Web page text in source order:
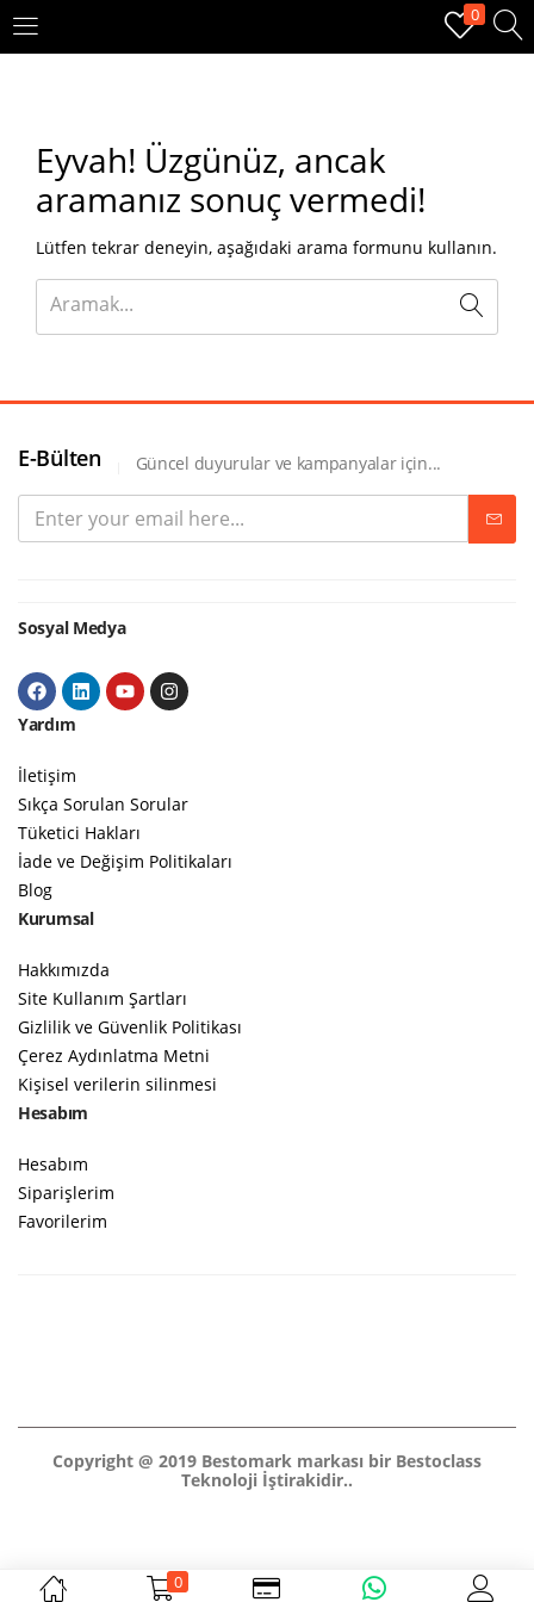
0
KAYIT OL
Giriş yapmak için kullanıcı adınızı ve şifrenizi girin.
Oturum Aç
Şifremi unuttum?
Veya ile giriş yapın
0
Eyvah! Üzgünüz, ancak
aramanız sonuç vermedi!
Lütfen tekrar deneyin, aşağıdaki arama formunu kullanın.
E-Bülten Güncel duyurular ve kampanyalar için...
Sosyal Medya
Yardım
İletişim
Sıkça Sorulan Sorular
Tüketici Hakları
İade ve Değişim Politikaları
Blog
Kurumsal
Hakkımızda
Site Kullanım Şartları
Gizlilik ve Güvenlik Politikası
Çerez Aydınlatma Metni
Kişisel verilerin silinmesi
Hesabım
Hesabım
Siparişlerim
Favorilerim
Copyright @ 2019 Bestomark markası bir Bestoclass
Teknoloji İştirakidir..